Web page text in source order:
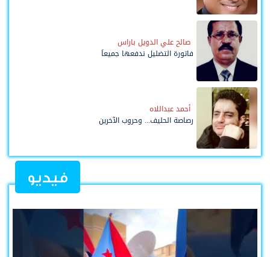
صالح علي الدويل باراس
فاتورة التضليل ندفعها جميعاً
أحمد عبداللاه
رصاصة الحليف... وحروب الآخرين
فيديو